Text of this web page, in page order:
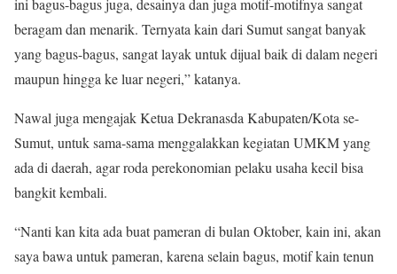
beragam dan menarik. Ternyata kain dari Sumut sangat banyak
yang bagus-bagus, sangat layak untuk dijual baik di dalam negeri
maupun hingga ke luar negeri,” katanya.
Nawal juga mengajak Ketua Dekranasda Kabupaten/Kota se-
Sumut, untuk sama-sama menggalakkan kegiatan UMKM yang
ada di daerah, agar roda perekonomian pelaku usaha kecil bisa
bangkit kembali.
“Nanti kan kita ada buat pameran di bulan Oktober, kain ini, akan
saya bawa untuk pameran, karena selain bagus, motif kain tenun